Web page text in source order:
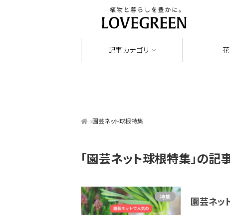
記事カテゴリ
園芸ネット球根特集
「園芸ネット球根特集」の記
園芸ネッ
特集